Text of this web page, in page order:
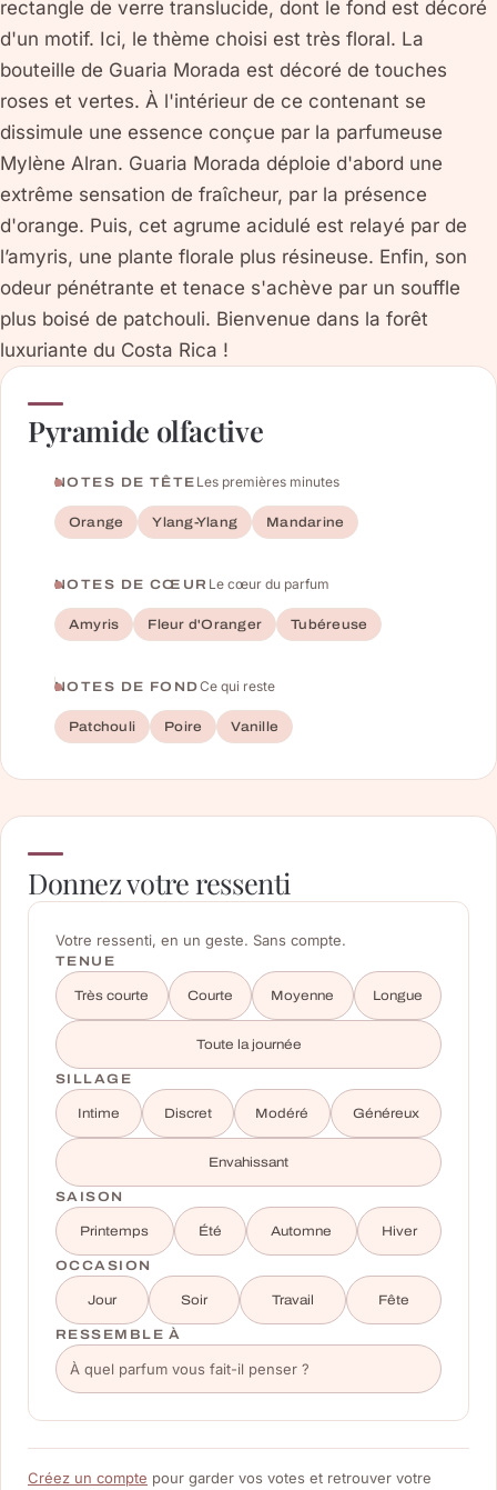
rectangle de verre translucide, dont le fond est décoré
d'un motif. Ici, le thème choisi est très floral. La
bouteille de Guaria Morada est décoré de touches
roses et vertes. À l'intérieur de ce contenant se
dissimule une essence conçue par la parfumeuse
Mylène Alran. Guaria Morada déploie d'abord une
extrême sensation de fraîcheur, par la présence
d'orange. Puis, cet agrume acidulé est relayé par de
l’amyris, une plante florale plus résineuse. Enfin, son
odeur pénétrante et tenace s'achève par un souffle
plus boisé de patchouli. Bienvenue dans la forêt
luxuriante du Costa Rica !
Pyramide olfactive
NOTES DE TÊTE Les premières minutes
Orange Ylang-Ylang Mandarine
NOTES DE CŒUR Le cœur du parfum
Amyris Fleur d'Oranger Tubéreuse
NOTES DE FONDCe qui reste
Patchouli Poire Vanille
Donnez votre ressenti
Votre ressenti, en un geste. Sans compte.
TENUE
Très courte Courte Moyenne Longue
Toute la journée
SILLAGE
Intime Discret Modéré Généreux
Envahissant
SAISON
Printemps Été Automne Hiver
OCCASION
Jour Soir Travail Fête
RESSEMBLE À
Créez un compte pour garder vos votes et retrouver votre